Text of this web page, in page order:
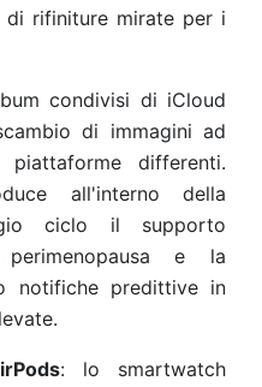
di rifiniture mirate per i
condivisi di iCloud
di immagini ad
differenti.
all'interno della
ciclo il supporto
e la
notifiche predittive in
: lo smartwatch